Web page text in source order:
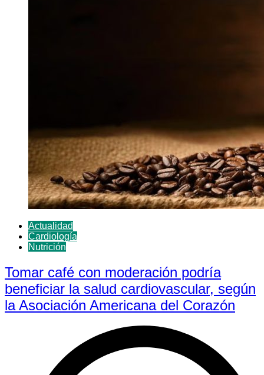
Actualidad
Cardiología
Nutrición
Tomar café con moderación podría
beneficiar la salud cardiovascular, según
la Asociación Americana del Corazón